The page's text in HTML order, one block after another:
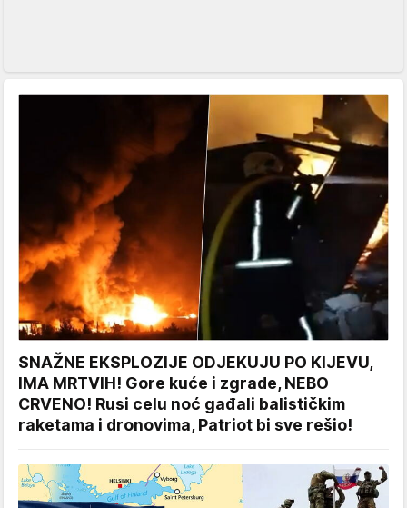
SNAŽNE EKSPLOZIJE ODJEKUJU PO KIJEVU,
IMA MRTVIH! Gore kuće i zgrade, NEBO
CRVENO! Rusi celu noć gađali balističkim
raketama i dronovima, Patriot bi sve rešio!